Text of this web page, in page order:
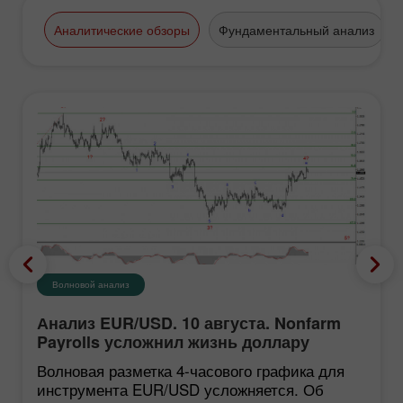
Таиланда несколько
представительств, сотрудничая с
Аналитические обзоры Фундаментальный анализ
Волновой анализ
Анализ EUR/USD. 10 августа. Nonfarm
Payrolls усложнил жизнь доллару
Волновая разметка 4-часового графика для
инструмента EUR/USD усложняется. Об